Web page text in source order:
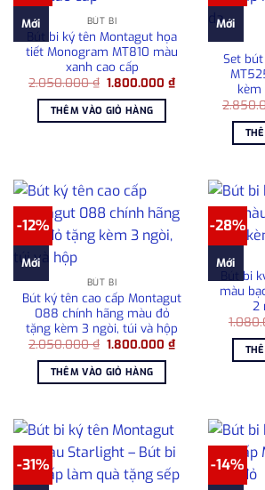
Mới BÚT BI
Bút bi ký tên Montagut họa
tiết Monogram MT810 màu
xanh cao cấp
2.050.000₫ Giá
là:
2.050.000 ₫.
1.800.000₫Giá
hiện
1.800.000 ₫.
THÊM VÀO GIỎ HÀNG
Mới
Set
kèm
-12%
Mới
BÚT BI
Bút ký tên cao cấp Montagut
088 chính hãng màu đỏ
tặng kèm 3 ngòi, túi và hộp
2.050.000₫ Giá
là:
2.050.000 ₫.
1.800.000₫Giá
THÊM VÀO GIỎ HÀNG
-28%
Mới
Bút bi
màu
2
-31% -14%